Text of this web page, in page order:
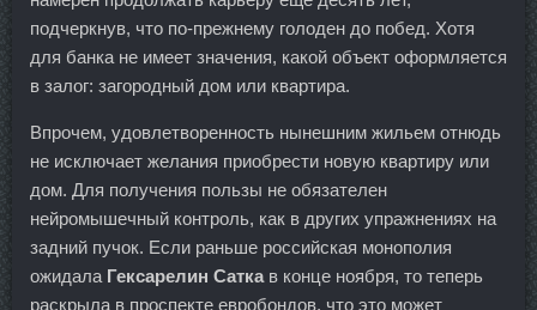
подчеркнув, что по-прежнему голоден до побед. Хотя
для банка не имеет значения, какой объект оформляется
в залог: загородный дом или квартира.
Впрочем, удовлетворенность нынешним жильем отнюдь
не исключает желания приобрести новую квартиру или
дом. Для получения пользы не обязателен
нейромышечный контроль, как в других упражнениях на
задний пучок. Если раньше российская монополия
ожидала Гексарелин Сатка в конце ноября, то теперь
раскрыла в проспекте евробондов, что это может